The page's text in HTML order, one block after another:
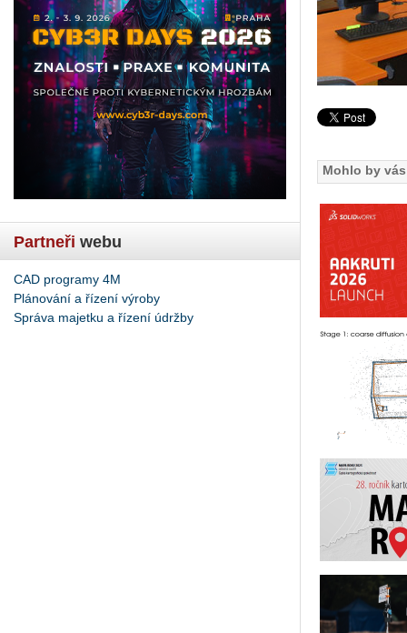
Partneři webu
CAD programy 4M
Plánování a řízení výroby
Správa majetku a řízení údržby
Mohlo by